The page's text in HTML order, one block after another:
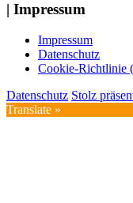
| Impressum
Impressum
Datenschutz
Cookie-Richtlinie
Datenschutz Stolz
Translate »